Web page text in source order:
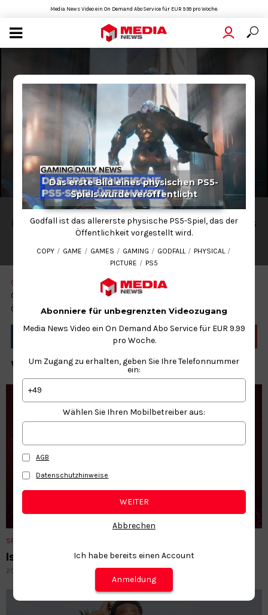
Media News Video ein On Demand Abo Service für EUR 9.99 pro Woche.
Das erste Bild eines physischen PS5-
Spiels wurde veröffentlicht
Godfall ist das allererste physische PS5-Spiel, das der
Öffentlichkeit vorgestellt wird.
COPY GAME GAMES GAMING GODFALL
PHYSICAL
PICTURE
PS5
Abonniere für unbegrenzten Videozugang
Media News Video ein On Demand Abo Service für EUR 9.99
pro Woche.
Um Zugang zu erhalten, geben Sie Ihre Telefonnummer
ein:
+49
Wählen Sie Ihren Mobilbetreiber aus:
AGB
Datenschutzhinweise
WEITER
Abbrechen
Ich habe bereits einen Account
Anmeldung
SPORTS
Das erste Bild eines physischen PS5-Spiels
wurde veröffentlicht
2020-10-19 01:31
COPY GAMING GODFALL
Godfall ist das allererste physische PS5-Spiel, das der
Öffentlichkeit vorgestellt wird.
WEITERE NEWS ZUM THEMA
SPORTS
Ist Thymesia das neue Elden Ring?
2023-02-22